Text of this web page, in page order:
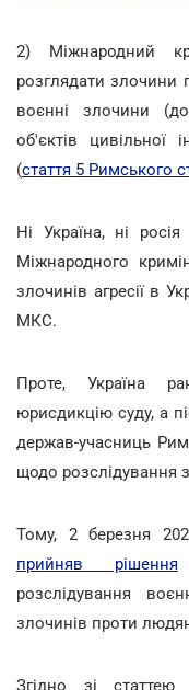
2) Міжнародний
розглядати злочини
воєнні злочини
об'єктів цивільної
(стаття 5 Римського
Ні Україна, ні
Міжнародного
злочинів агресії в
МКС.
Проте, Україна
юрисдикцію суду, а
держав-учасниць
щодо розслідування
Тому, 2 березня
прийняв рішення
розслідування
злочинів проти
Згідно зі